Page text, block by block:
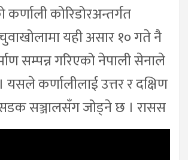
कोरिडोरअन्तर्गत
यही असार १० गते नै
सम्पन्न गरिएको नेपाली सेनाले
कर्णालीलाई उत्तर र दक्षिण
सञ्जालसँग जोड्ने छ । रासस